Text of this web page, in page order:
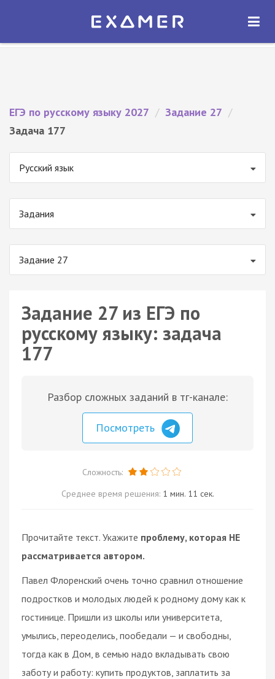
Экзамер — ЕГЭ 2027
ОТКРЫТЬ
ЕГЭ по русскому языку 2027 / Задание 27 /
Задача 177
Русский язык
Задания
Задание 27
Задание 27 из ЕГЭ по
русскому языку: задача
177
Разбор сложных заданий в тг-канале:
Посмотреть
Сложность:
Среднее время решения: 1 мин. 11 сек.
Прочитайте текст. Укажите проблему, которая НЕ
рассматривается автором.
Павел Флоренский очень точно сравнил отношение
подростков и молодых людей к родному дому как к
гостинице. Пришли из школы или университета,
умылись, переоделись, пообедали — и свободны,
тогда как в Дом, в семью надо вкладывать свою
заботу и работу: купить продуктов, заплатить за